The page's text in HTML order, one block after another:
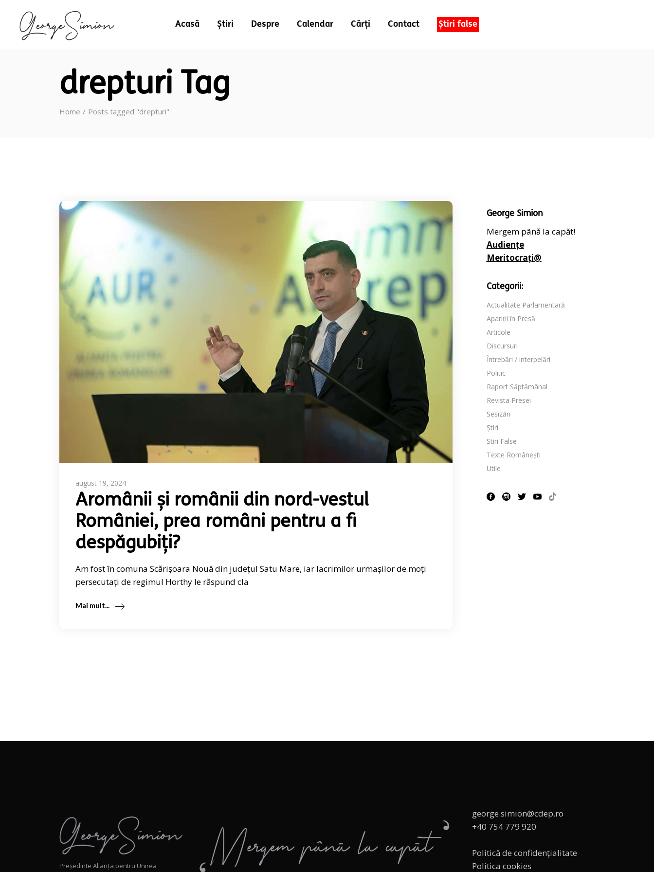
Acasă Știri Despre Calendar Cărți Contact Știri false
drepturi Tag
Home Posts tagged "drepturi"
august 19, 2024
Aromânii și românii din nord-vestul
României, prea români pentru a fi
despăgubiți?
Am fost în comuna Scărișoara Nouă din județul Satu Mare, iar lacrimilor urmașilor de moți
persecutați de regimul Horthy le răspund cla
Mai mult...
George Simion
Mergem până la capăt!
Audiențe
Meritocrați@
Categorii:
Actualitate Parlamentară
Apariții în Presă
Articole
Discursuri
Întrebări / interpelări
Politic
Raport Săptămânal
Revista Presei
Sesizări
Știri
Stiri False
Texte Românești
Utile
Președinte Alianța pentru Unirea
george.simion@cdep.ro
+40 754 779 920
Politică de confidențialitate
Politica cookies